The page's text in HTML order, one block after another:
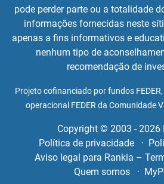
pode perder parte ou a totalidade
informações fornecidas neste
apenas a fins informativos e
nenhum tipo de
recomendação de
Projeto cofinanciado por fundos
operacional FEDER da Comunidade
Copyright © 2003 - 2026
Política de privacidade
Aviso legal para Rankia –
Quem somos